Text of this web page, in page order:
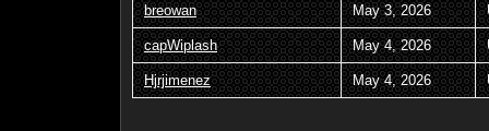
breowan May 3, 2026
capWiplash May 4, 2026
Hjrjimenez May 4, 2026